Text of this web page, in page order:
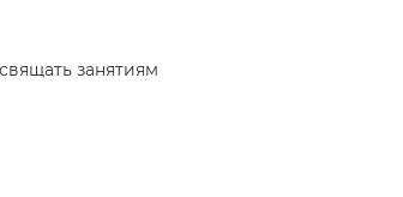
занятиям